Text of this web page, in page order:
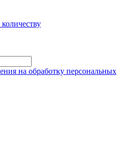
на обработку персональных